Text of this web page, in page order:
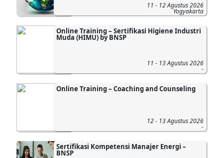
11 - 12 Agustus 2026
Yogyakarta
Online Training – Sertifikasi Higiene Industri
Muda (HIMU) by BNSP
11 - 13 Agustus 2026
-
Online Training – Coaching and Counseling
12 - 13 Agustus 2026
-
Sertifikasi Kompetensi Manajer Energi –
BNSP